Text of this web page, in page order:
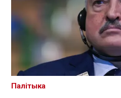
Палітыка